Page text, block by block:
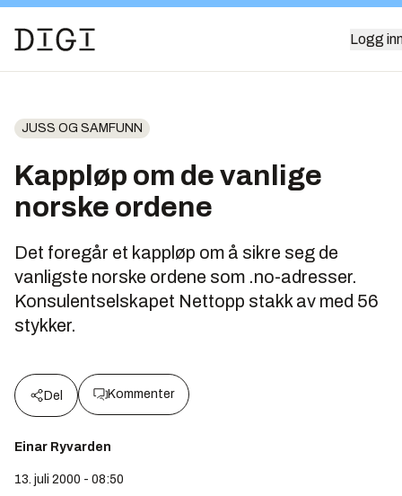
Logg
JUSS OG SAMFUNN
Kappløp om de vanlige
norske ordene
Det foregår et kappløp om å sikre seg de
vanligste norske ordene som .no-adresser.
Konsulentselskapet Nettopp stakk av med 56
stykker.
Del Kommenter
Einar Ryvarden
13. juli 2000 - 08:50